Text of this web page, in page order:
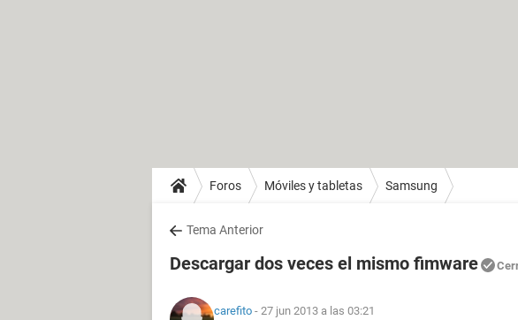
Foros Móviles y tabletas Samsung
Tema Anterior
Descargar dos veces el mismo fimware
carefito - 27 jun 2013 a las 03:21